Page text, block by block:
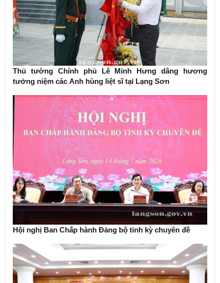
Thủ tướng Chính phủ Lê Minh Hưng dâng hương
tưởng niệm các Anh hùng liệt sĩ tại Lạng Sơn
Hội nghị Ban Chấp hành Đảng bộ tỉnh kỳ chuyên đề